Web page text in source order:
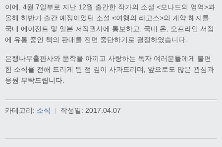
이에, 4월 7일부로 지난 12월 출간한 작가의 소설 <모나드의 영역>과
올해 하반기 출간 예정이었던 소설 <여행의 라고스>의 계약 해지를
국내 에이전트 및 일본 저작권사에 통보하고, 국내 온, 오프라인 서점
에 유통 중인 책의 판매를 전면 중단하기로 결정하였습니다.
은행나무출판사와 문학을 아끼고 사랑하는 독자 여러분들에게 불편
한 소식을 전해 드리게 된 점 깊이 사과드리며, 앞으로도 많은 관심과
응원 부탁드립니다.
카테고리: 소식 | 작성일: 2017.04.07